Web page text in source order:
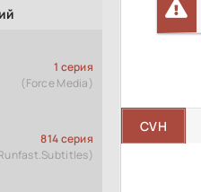
1 серия
(Force Media)
814 серия
CVH